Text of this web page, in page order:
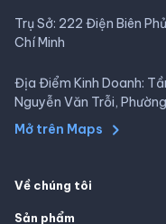
Trụ Sở: 222 Điện Biên
Chí Minh
Địa Điểm Kinh Doanh:
Nguyễn Văn Trỗi,
Mở trên Maps
Về chúng tôi
Sản phẩm